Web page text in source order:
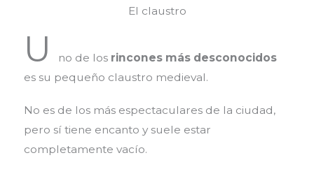
El claustro
U no de los rincones más desconocidos
es su pequeño claustro medieval.
No es de los más espectaculares de la ciudad,
pero sí tiene encanto y suele estar
completamente vacío.